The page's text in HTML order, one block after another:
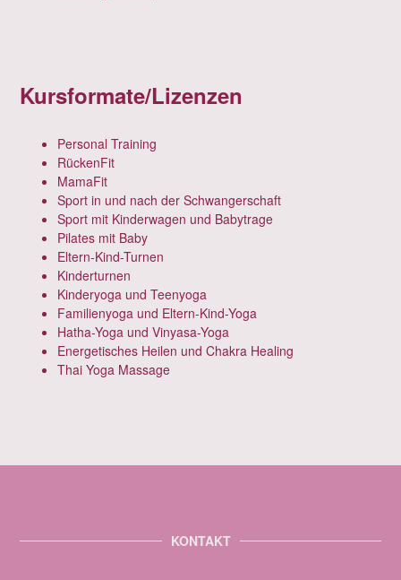
Kursformate/Lizenzen
Personal Training
RückenFit
MamaFit
Sport in und nach der Schwangerschaft
Sport mit Kinderwagen und Babytrage
Pilates mit Baby
Eltern-Kind-Turnen
Kinderturnen
Kinderyoga und Teenyoga
Familienyoga und Eltern-Kind-Yoga
Hatha-Yoga und Vinyasa-Yoga
Energetisches Heilen und Chakra Healing
Thai Yoga Massage
KONTAKT